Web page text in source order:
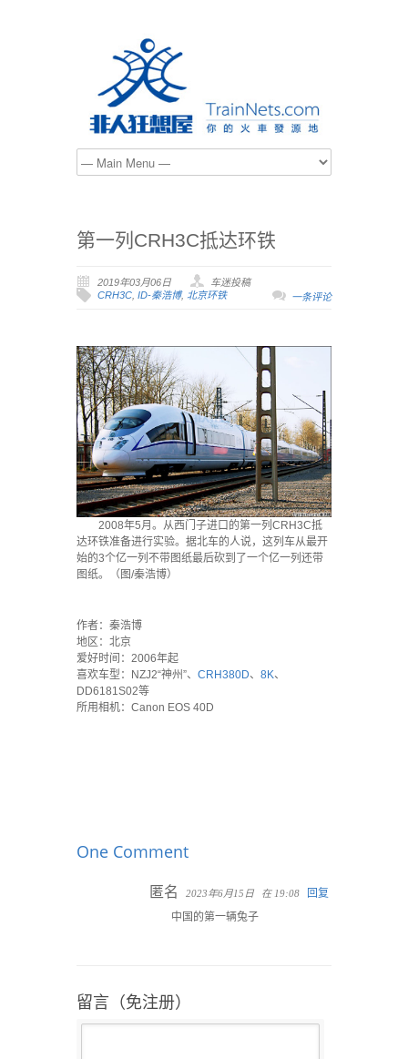
第一列CRH3C抵达环铁
2019年03月06日
车迷投稿
CRH3C, ID-秦浩博, 北京环铁 一条评论
2008年5月。从西门子进口的第一列CRH3C抵
达环铁准备进行实验。据北车的人说，这列车从最开
始的3个亿一列不带图纸最后砍到了一个亿一列还带
图纸。（图/秦浩博）
作者：秦浩博
地区：北京
爱好时间：2006年起
喜欢车型：NZJ2“神州”、 CRH380D、 8K、
DD6181S02等
所用相机：Canon EOS 40D
One Comment
匿名 2023年6月15日 在 19:08
回复
中国的第一辆兔子
留言（免注册）